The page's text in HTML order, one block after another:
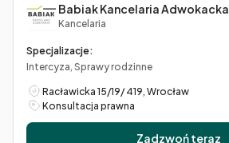
Babiak Kancelaria Adwokacka
Kancelaria
Specjalizacje:
Intercyza, Sprawy rodzinne
Racławicka 15/19/ 419, Wrocław
Konsultacja prawna
Zadzwoń teraz